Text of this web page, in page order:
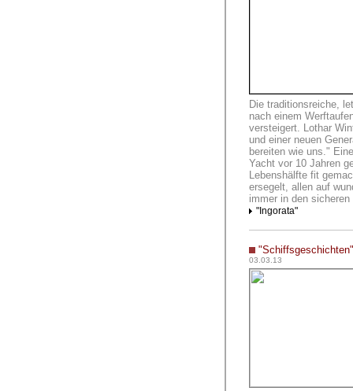
Die traditionsreiche,
nach einem
versteigert. Lothar
und einer neuen
bereiten wie uns."
Yacht vor 10 Jahren
Lebenshälfte fit
ersegelt, allen auf
immer in den
"Ingorata"
"Schiffsgeschichten"
03.03.13